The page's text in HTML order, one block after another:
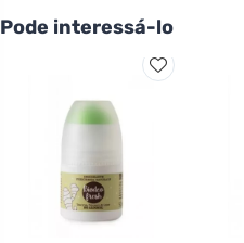
Pode interessá-lo